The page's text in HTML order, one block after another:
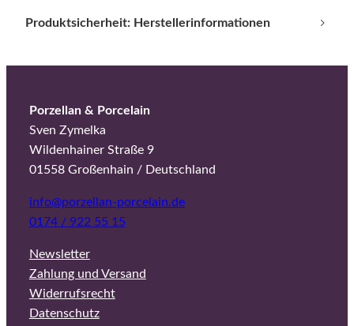
Produktsicherheit: Herstellerinformationen
Porzellan & Porcelain
Sven Zymelka
Wildenhainer Straße 9
01558 Großenhain / Deutschland
info@porzellan-porcelain.de
0174 / 922 55 15
Newsletter
Zahlung und Versand
Widerrufsrecht
Datenschutz